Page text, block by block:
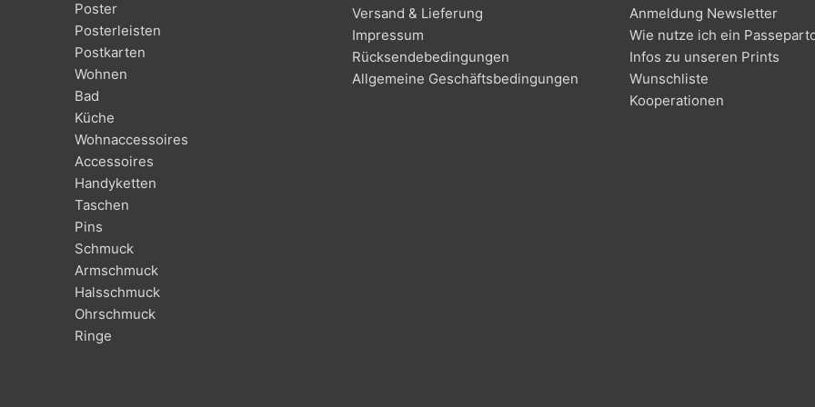
Poster
Posterleisten
Postkarten
Wohnen
Bad
Küche
Wohnaccessoires
Accessoires
Handyketten
Taschen
Pins
Schmuck
Armschmuck
Halsschmuck
Ohrschmuck
Ringe
Versand & Lieferung
Impressum
Rücksendebedingungen
Allgemeine Geschäftsbedingungen
Anmeldung Newsletter
Wie nutze ich ein
Infos zu unseren Prints
Wunschliste
Kooperationen